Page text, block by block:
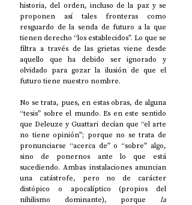
historia, del orden, incluso de la paz y se
proponen así tales fronteras como
resguardo de la senda de futuro a la que
tienen derecho “los establecidos”. Lo que se
filtra a través de las grietas viene desde
aquello que ha debido ser ignorado y
olvidado para gozar la ilusión de que el
futuro tiene nuestro nombre.
No se trata, pues, en estas obras, de alguna
“tesis” sobre el mundo. Es en este sentido
que Deleuze y Guattari decían que “el arte
no tiene opinión”; porque no se trata de
pronunciarse “acerca de” o “sobre” algo,
sino de ponernos ante lo que está
sucediendo. Ambas instalaciones anuncian
una catástrofe, pero no de carácter
distópico o apocalíptico (propios del
nihilismo dominante), porque la